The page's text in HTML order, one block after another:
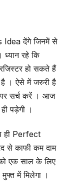
देंगे जिनमें से
रहे कि
हो सकते हैं
है । ऐसे में जरुरी है
सर्च करें । आज
पड़ेगी ।
Perfect
से काफी कम दाम
एक साल के लिए
में मिलेगा ।